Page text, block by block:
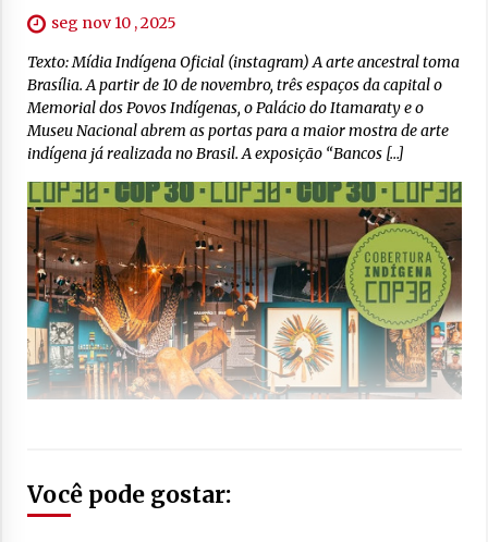
seg nov 10 , 2025
Texto: Mídia Indígena Oficial (instagram) A arte ancestral toma
Brasília. A partir de 10 de novembro, três espaços da capital o
Memorial dos Povos Indígenas, o Palácio do Itamaraty e o
Museu Nacional abrem as portas para a maior mostra de arte
indígena já realizada no Brasil. A exposição “Bancos […]
Você pode gostar: